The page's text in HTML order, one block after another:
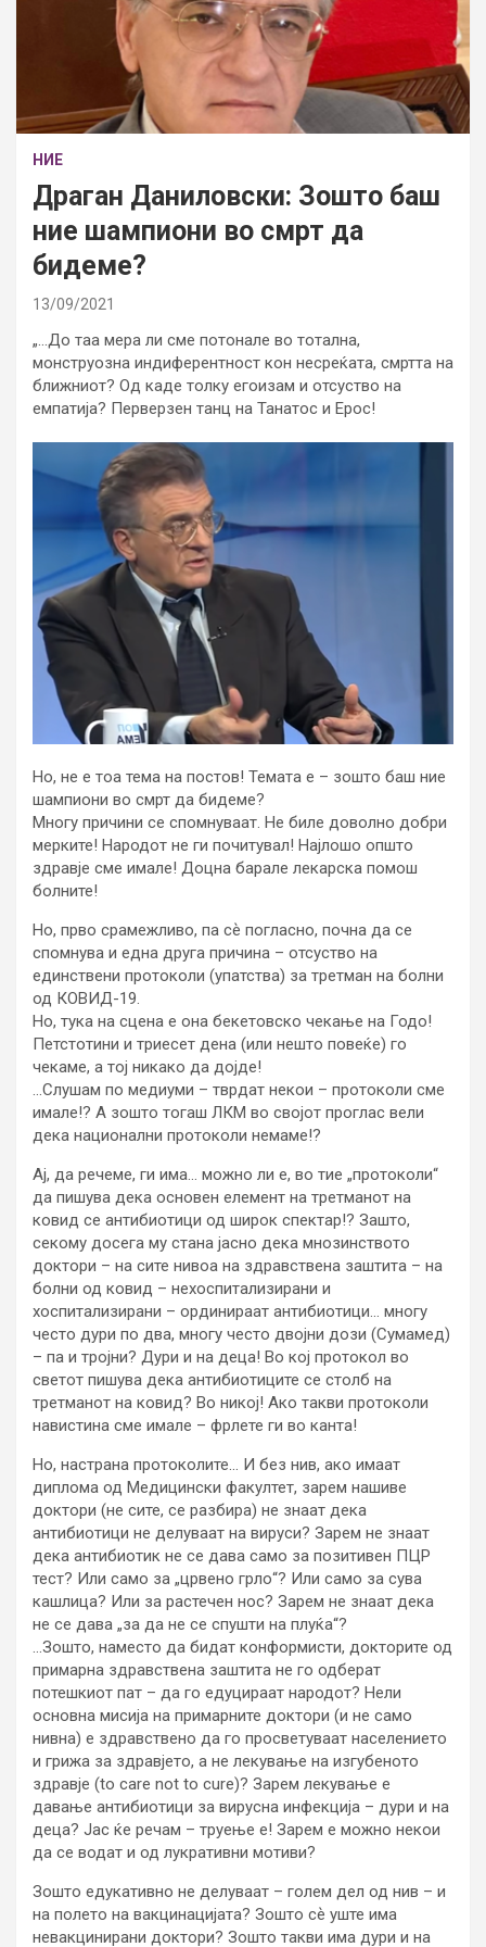
НИЕ
Драган Даниловски: Зошто баш
ние шампиони во смрт да
бидеме?
13/09/2021
„…До таа мера ли сме потонале во тотална,
монструозна индиферентност кон несреќата, смртта на
ближниот? Од каде толку егоизам и отсуство на
емпатија? Перверзен танц на Танатос и Ерос!
Но, не е тоа тема на постов! Темата е – зошто баш ние
шампиони во смрт да бидеме?
Многу причини се спомнуваат. Не биле доволно добри
мерките! Народот не ги почитувал! Најлошо општо
здравје сме имале! Доцна барале лекарска помош
болните!
Но, прво срамежливо, па сѐ погласно, почна да се
спомнува и една друга причина – отсуство на
единствени протоколи (упатства) за третман на болни
од КОВИД-19.
Но, тука на сцена е она бекетовско чекање на Годо!
Петстотини и триесет дена (или нешто повеќе) го
чекаме, а тој никако да дојде!
…Слушам по медиуми – тврдат некои – протоколи сме
имале!? А зошто тогаш ЛКМ во својот проглас вели
дека национални протоколи немаме!?
Ај, да речеме, ги има… можно ли е, во тие „протоколи“
да пишува дека основен елемент на третманот на
ковид се антибиотици од широк спектар!? Зашто,
секому досега му стана јасно дека мнозинството
доктори – на сите нивоа на здравствена заштита – на
болни од ковид – нехоспитализирани и
хоспитализирани – ординираат антибиотици… многу
често дури по два, многу често двојни дози (Сумамед)
– па и тројни? Дури и на деца! Во кој протокол во
светот пишува дека антибиотиците се столб на
третманот на ковид? Во никој! Ако такви протоколи
навистина сме имале – фрлете ги во канта!
Но, настрана протоколите… И без нив, ако имаат
диплома од Медицински факултет, зарем нашиве
доктори (не сите, се разбира) не знаат дека
антибиотици не делуваат на вируси? Зарем не знаат
дека антибиотик не се дава само за позитивен ПЦР
тест? Или само за „црвено грло“? Или само за сува
кашлица? Или за растечен нос? Зарем не знаат дека
не се дава „за да не се спушти на плуќа“?
…Зошто, наместо да бидат конформисти, докторите од
примарна здравствена заштита не го одберат
потешкиот пат – да го едуцираат народот? Нели
основна мисија на примарните доктори (и не само
нивна) е здравствено да го просветуваат населението
и грижа за здравјето, а не лекување на изгубеното
здравје (to care not to cure)? Зарем лекување е
давање антибиотици за вирусна инфекција – дури и на
деца? Јас ќе речам – труење е! Зарем е можно некои
да се водат и од лукративни мотиви?
Зошто едукативно не делуваат – голем дел од нив – и
на полето на вакцинацијата? Зошто сѐ уште има
невакцинирани доктори? Зошто такви има дури и на